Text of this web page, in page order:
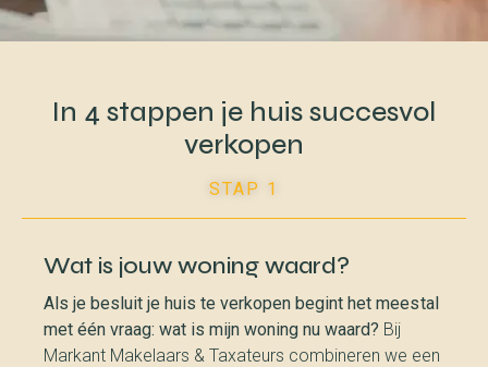
In 4 stappen je huis succesvol
verkopen
STAP 1
Wat is jouw woning waard?
Als je besluit je huis te verkopen begint het meestal
met één vraag: wat is mijn woning nu waard? Bij
Markant Makelaars & Taxateurs combineren we een